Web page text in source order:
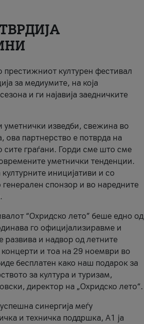
престижниот културен фестивал
за медиумите, на која
и ги најавија заедничките
уметнички изведби, свежина во
ова партнерство е потврда на
сите граѓани. Горди сме што сме
уметнички тенденции.
иницијативи и со
генерален спонзор и во наредните
“Охридско лето” беше едно од
го официјализиравме и
развива и надвор од летните
и тоа на 29 ноември во
бесплатен како наш подарок за
за култура и туризам,
директор на „Охридско лето“.
синергија меѓу
и техничка поддршка, A1 ја